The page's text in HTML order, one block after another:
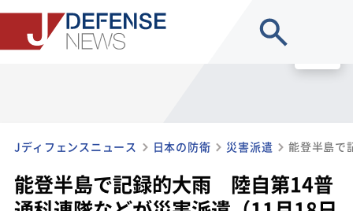
Jディフェンスニュース 日本の防衛 災害派遣
能登半島で記録的大雨 陸自第14普